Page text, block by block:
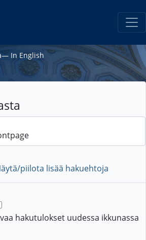
― In English
piilota lisää hakuehtoja
hakutulokset uudessa ikkunassa